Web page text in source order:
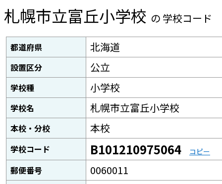
札幌市立富丘小学校 の 学校コード
都道府県 北海道
設置区分 公立
学校種 小学校
学校名 札幌市立富丘小学校
本校・分校 本校
学校コード B101210975064 コピー
郵便番号 0060011